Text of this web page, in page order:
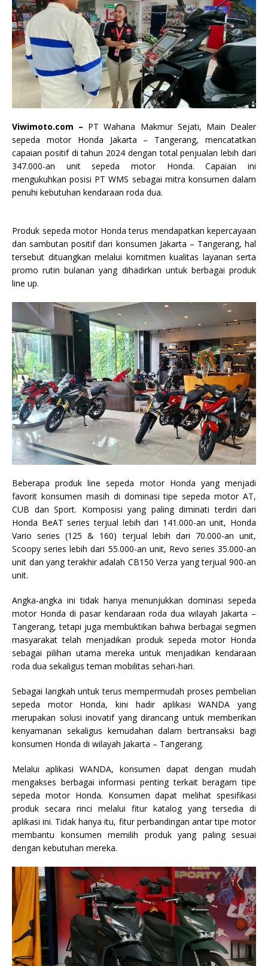
Viwimoto.com – PT Wahana Makmur Sejati, Main Dealer
sepeda motor Honda Jakarta – Tangerang, mencatatkan
capaian positif di tahun 2024 dengan total penjualan lebih dari
347.000-an unit sepeda motor Honda. Capaian ini
mengukuhkan posisi PT WMS sebagai mitra konsumen dalam
penuhi kebutuhan kendaraan roda dua.
Produk sepeda motor Honda terus mendapatkan kepercayaan
dan sambutan positif dari konsumen Jakarta – Tangerang, hal
tersebut dituangkan melalui komitmen kualitas layanan serta
promo rutin bulanan yang dihadirkan untuk berbagai produk
line up.
Beberapa produk line sepeda motor Honda yang menjadi
favorit konsumen masih di dominasi tipe sepeda motor AT,
CUB dan Sport. Komposisi yang paling diminati terdiri dari
Honda BeAT series terjual lebih dari 141.000-an unit, Honda
Vario series (125 & 160) terjual lebih dari 70.000-an unit,
Scoopy series lebih dari 55.000-an unit, Revo series 35.000-an
unit dan yang terakhir adalah CB150 Verza yang terjual 900-an
unit.
Angka-angka ini tidak hanya menunjukkan dominasi sepeda
motor Honda di pasar kendaraan roda dua wilayah Jakarta –
Tangerang, tetapi juga membuktikan bahwa berbagai segmen
masyarakat telah menjadikan produk sepeda motor Honda
sebagai pilihan utama mereka untuk menjadikan kendaraan
roda dua sekaligus teman mobilitas sehari-hari.
Sebagai langkah untuk terus mempermudah proses pembelian
sepeda motor Honda, kini hadir aplikasi WANDA yang
merupakan solusi inovatif yang dirancang untuk memberikan
kenyamanan sekaligus kemudahan dalam bertransaksi bagi
konsumen Honda di wilayah Jakarta – Tangerang.
Melalui aplikasi WANDA, konsumen dapat dengan mudah
mengakses berbagai informasi penting terkait beragam tipe
sepeda motor Honda. Konsumen dapat melihat spesifikasi
produk secara rinci melalui fitur katalog yang tersedia di
aplikasi ini. Tidak hanya itu, fitur perbandingan antar tipe motor
membantu konsumen memilih produk yang paling sesuai
dengan kebutuhan mereka.